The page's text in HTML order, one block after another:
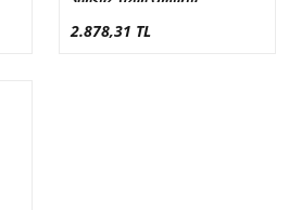
2.878,31 TL